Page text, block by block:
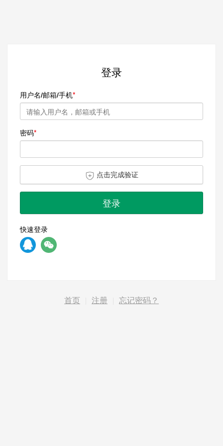
登录
用户名/邮箱/手机
密码
点击完成验证
登录
快速登录
首页 注册 忘记密码？